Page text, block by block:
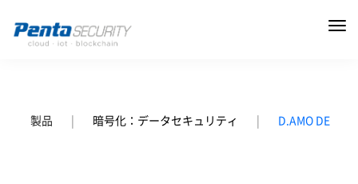
製品 暗号化：データセキュリティ D.AMO DE